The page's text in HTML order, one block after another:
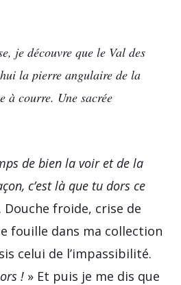
je découvre que le Val des
la pierre angulaire de la
à courre. Une sacrée
de bien la voir et de la
c’est là que tu dors ce
Douche froide, crise de
fouille dans ma collection
celui de l’impassibilité.
! » Et puis je me dis que